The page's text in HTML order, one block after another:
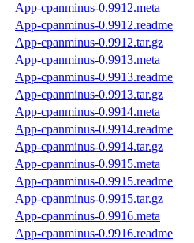
App-cpanminus-0.9912.meta
App-cpanminus-0.9912.readme
App-cpanminus-0.9912.tar.gz
App-cpanminus-0.9913.meta
App-cpanminus-0.9913.readme
App-cpanminus-0.9913.tar.gz
App-cpanminus-0.9914.meta
App-cpanminus-0.9914.readme
App-cpanminus-0.9914.tar.gz
App-cpanminus-0.9915.meta
App-cpanminus-0.9915.readme
App-cpanminus-0.9915.tar.gz
App-cpanminus-0.9916.meta
App-cpanminus-0.9916.readme